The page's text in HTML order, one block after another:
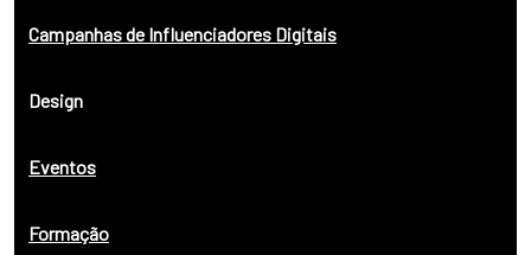
Campanhas de Influenciadores Digitais
Design
Eventos
Formação